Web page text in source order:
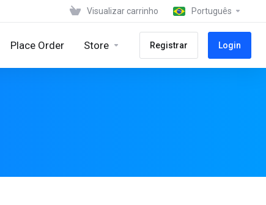
Visualizar carrinho Português
Place Order Store Registrar Login